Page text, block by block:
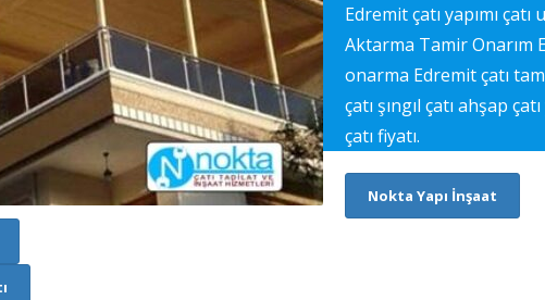
Edremit çatı yapımı çatı
Aktarma Tamir Onarım
onarma Edremit çatı
çatı şıngıl çatı ahşap
çatı fiyatı.
Nokta Yapı İnşaat